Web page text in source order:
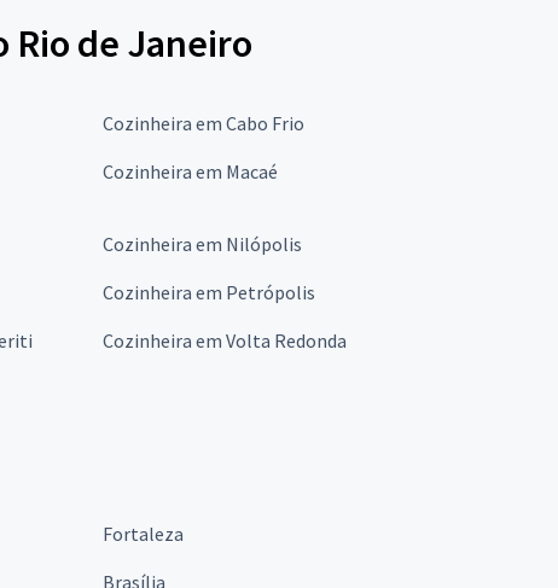
Rio de Janeiro
Cozinheira em Cabo Frio
Cozinheira em Macaé
Cozinheira em Nilópolis
Cozinheira em Petrópolis
Cozinheira em Volta Redonda
Fortaleza
Brasília